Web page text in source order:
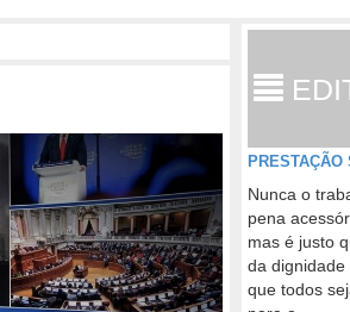
PRESTAÇÃO
Nunca o
pena
mas é justo
da
que todos